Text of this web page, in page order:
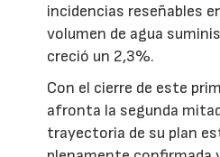
incidencias reseñables
volumen de agua
creció un 2,3%.
Con el cierre de este
afronta la segunda
trayectoria de su plan